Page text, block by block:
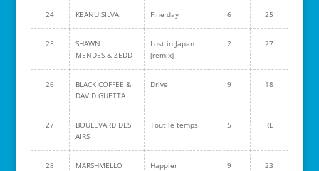
24 KEANU SILVA Fine day 6 25
25
SHAWN
MENDES & ZEDD
Lost in Japan
[remix]
2 27
26
BLACK COFFEE &
DAVID GUETTA
Drive 9 18
27
BOULEVARD DES
AIRS
Tout le temps 5 RE
28
MARSHMELLO
Happier 9 23